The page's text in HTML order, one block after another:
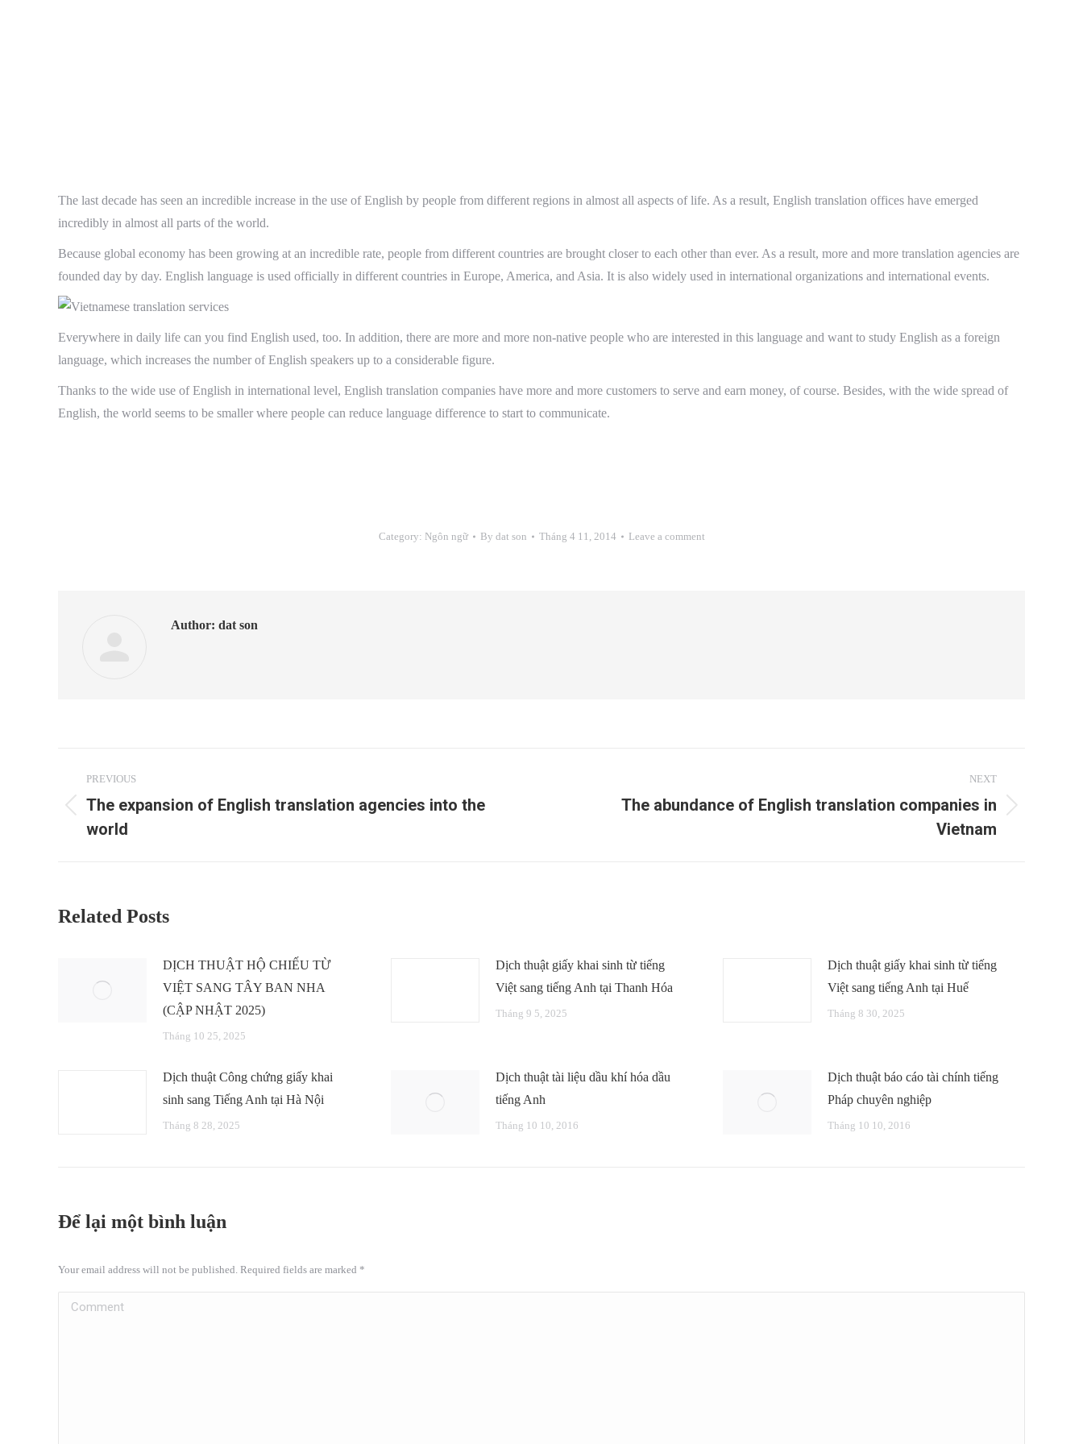
The last decade has seen an incredible increase in the use of English by people from different regions in almost all aspects of life. As a result, English translation offices have emerged
incredibly in almost all parts of the world.
Because global economy has been growing at an incredible rate, people from different countries are brought closer to each other than ever. As a result, more and more translation agencies are
founded day by day. English language is used officially in different countries in Europe, America, and Asia. It is also widely used in international organizations and international events.
Everywhere in daily life can you find English used, too. In addition, there are more and more non-native people who are interested in this language and want to study English as a foreign
language, which increases the number of English speakers up to a considerable figure.
Thanks to the wide use of English in international level, English translation companies have more and more customers to serve and earn money, of course. Besides, with the wide spread of
English, the world seems to be smaller where people can reduce language difference to start to communicate.
Category: Ngôn ngữ By dat son Tháng 4 11, 2014 Leave a comment
Author: dat son
navigation
PREVIOUS
Previous
post:
The expansion of English translation agencies into the
world
NEXT
The abundance of English translation companies in
Vietnam
Related Posts
DỊCH THUẬT HỘ CHIẾU TỪ
VIỆT SANG TÂY BAN NHA
(CẬP NHẬT 2025)
Tháng 10 25, 2025
Dịch thuật giấy khai sinh từ tiếng
Việt sang tiếng Anh tại Thanh Hóa
Tháng 9 5, 2025
Dịch thuật giấy khai sinh từ tiếng
Việt sang tiếng Anh tại Huế
Tháng 8 30, 2025
Dịch thuật Công chứng giấy khai
sinh sang Tiếng Anh tại Hà Nội
Tháng 8 28, 2025
Dịch thuật tài liệu dầu khí hóa dầu
tiếng Anh
Tháng 10 10, 2016
Dịch thuật báo cáo tài chính tiếng
Pháp chuyên nghiệp
Tháng 10 10, 2016
Để lại một bình luận
Your email address will not be published. Required fields are marked *
Comment